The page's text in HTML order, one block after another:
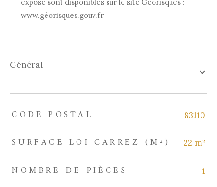
exposé sont disponibles sur le site Géorisques :
www.géorisques.gouv.fr
général
TRAD_ZEPHYR_Caracteristique TRAD_ZEPHYR_Valeurs
CODE POSTAL 83110
SURFACE LOI CARREZ (M²) 22 m²
NOMBRE DE PIÈCES 1